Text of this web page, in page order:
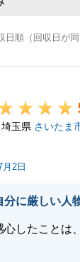
日順（回収日が同
玉県 さいたま
2日
分に厳しい人
心したことは